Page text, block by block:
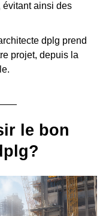
évitant ainsi des
dplg prend
projet, depuis la
le bon